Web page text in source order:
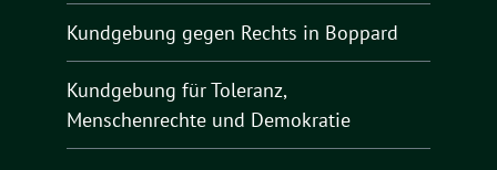
Kundgebung gegen Rechts in Boppard
Kundgebung für Toleranz,
Menschenrechte und Demokratie